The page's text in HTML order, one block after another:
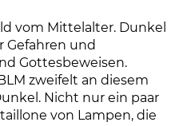
vom Mittelalter. Dunkel
Gefahren und
Gottesbeweisen.
zweifelt an diesem
Nicht nur ein paar
von Lampen, die